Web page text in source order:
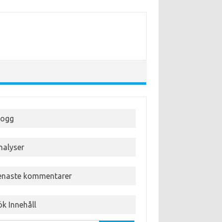
kommentarer
Innehåll